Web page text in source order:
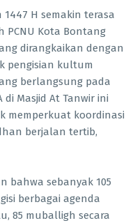
H semakin terasa
PCNU Kota Bontang
dirangkaikan dengan
pengisian kultum
berlangsung pada
di Masjid At Tanwir ini
memperkuat koordinasi
berjalan tertib,
bahwa sebanyak 105
berbagai agenda
85 muballigh secara